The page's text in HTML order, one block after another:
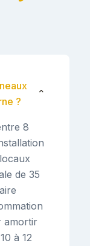
?
⌄
8
de 35
amortir
à 12